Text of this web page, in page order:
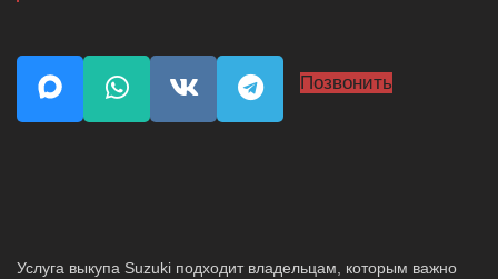
Позвонить
Услуга выкупа Suzuki подходит владельцам, которым важно